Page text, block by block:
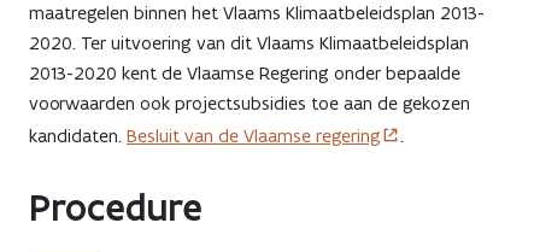
maatregelen binnen het Vlaams Klimaatbeleidsplan 2013-
2020. Ter uitvoering van dit Vlaams Klimaatbeleidsplan
2013-2020 kent de Vlaamse Regering onder bepaalde
voorwaarden ook projectsubsidies toe aan de gekozen
kandidaten. Besluit van de Vlaamse regering .
Procedure